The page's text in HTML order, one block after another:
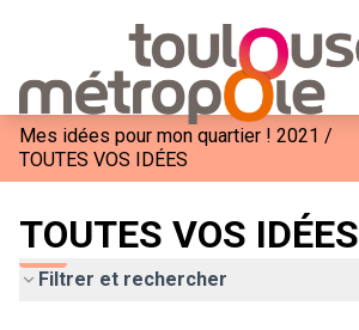
Mes idées pour mon quartier ! 2021 /
TOUTES VOS IDÉES
TOUTES VOS IDÉES
Filtrer et rechercher